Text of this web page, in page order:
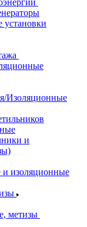
установки
Изоляционные
и
и изоляционные
метизы